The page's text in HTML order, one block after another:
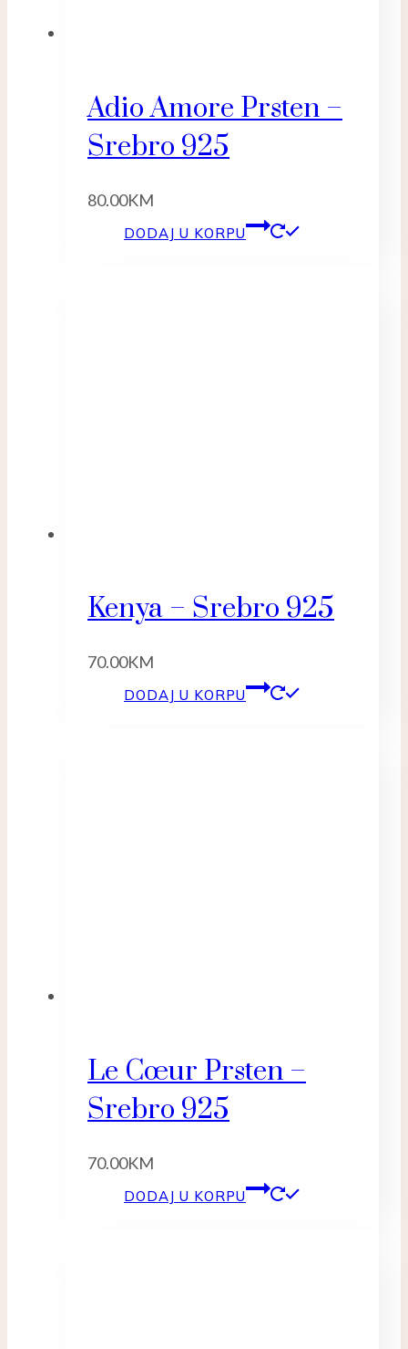
Adio Amore Prsten –
Srebro 925
80.00KM
DODAJ U KORPU
Kenya – Srebro 925
70.00KM
DODAJ U KORPU
Le Cœur Prsten –
Srebro 925
70.00KM
DODAJ U KORPU